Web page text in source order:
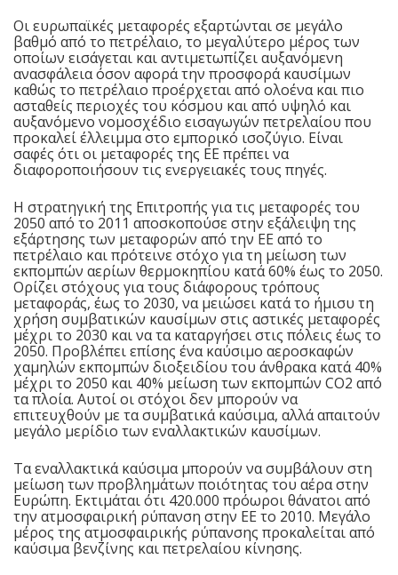
Οι ευρωπαϊκές μεταφορές εξαρτώνται σε μεγάλο
βαθμό από το πετρέλαιο, το μεγαλύτερο μέρος των
οποίων εισάγεται και αντιμετωπίζει αυξανόμενη
ανασφάλεια όσον αφορά την προσφορά καυσίμων
καθώς το πετρέλαιο προέρχεται από ολοένα και πιο
ασταθείς περιοχές του κόσμου και από υψηλό και
αυξανόμενο νομοσχέδιο εισαγωγών πετρελαίου που
προκαλεί έλλειμμα στο εμπορικό ισοζύγιο. Είναι
σαφές ότι οι μεταφορές της ΕΕ πρέπει να
διαφοροποιήσουν τις ενεργειακές τους πηγές.
Η στρατηγική της Επιτροπής για τις μεταφορές του
2050 από το 2011 αποσκοπούσε στην εξάλειψη της
εξάρτησης των μεταφορών από την ΕΕ από το
πετρέλαιο και πρότεινε στόχο για τη μείωση των
εκπομπών αερίων θερμοκηπίου κατά 60% έως το 2050.
Ορίζει στόχους για τους διάφορους τρόπους
μεταφοράς, έως το 2030, να μειώσει κατά το ήμισυ τη
χρήση συμβατικών καυσίμων στις αστικές μεταφορές
μέχρι το 2030 και να τα καταργήσει στις πόλεις έως το
2050. Προβλέπει επίσης ένα καύσιμο αεροσκαφών
χαμηλών εκπομπών διοξειδίου του άνθρακα κατά 40%
μέχρι το 2050 και 40% μείωση των εκπομπών CO2 από
τα πλοία. Αυτοί οι στόχοι δεν μπορούν να
επιτευχθούν με τα συμβατικά καύσιμα, αλλά απαιτούν
μεγάλο μερίδιο των εναλλακτικών καυσίμων.
Τα εναλλακτικά καύσιμα μπορούν να συμβάλουν στη
μείωση των προβλημάτων ποιότητας του αέρα στην
Ευρώπη. Εκτιμάται ότι 420.000 πρόωροι θάνατοι από
την ατμοσφαιρική ρύπανση στην ΕΕ το 2010. Μεγάλο
μέρος της ατμοσφαιρικής ρύπανσης προκαλείται από
καύσιμα βενζίνης και πετρελαίου κίνησης.